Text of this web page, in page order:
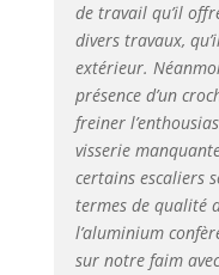
de travail qu’il
divers travaux,
extérieur.
présence d’un
freiner
visserie
certains escaliers
termes de qualité
l’aluminium
sur notre faim